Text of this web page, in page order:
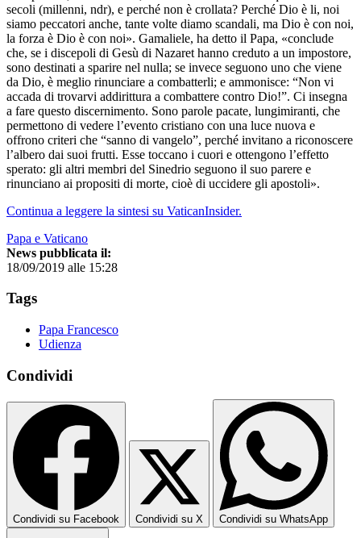
secoli (millenni, ndr), e perché non è crollata? Perché Dio è li, noi
siamo peccatori anche, tante volte diamo scandali, ma Dio è con noi,
la forza è Dio è con noi». Gamaliele, ha detto il Papa, «conclude
che, se i discepoli di Gesù di Nazaret hanno creduto a un impostore,
sono destinati a sparire nel nulla; se invece seguono uno che viene
da Dio, è meglio rinunciare a combatterli; e ammonisce: “Non vi
accada di trovarvi addirittura a combattere contro Dio!”. Ci insegna
a fare questo discernimento. Sono parole pacate, lungimiranti, che
permettono di vedere l’evento cristiano con una luce nuova e
offrono criteri che “sanno di vangelo”, perché invitano a riconoscere
l’albero dai suoi frutti. Esse toccano i cuori e ottengono l’effetto
sperato: gli altri membri del Sinedrio seguono il suo parere e
rinunciano ai propositi di morte, cioè di uccidere gli apostoli».
Continua a leggere la sintesi su VaticanInsider.
Papa e Vaticano
News pubblicata il:
18/09/2019 alle 15:28
Tags
Papa Francesco
Udienza
Condividi
Condividi su Facebook Condividi su X Condividi su WhatsApp